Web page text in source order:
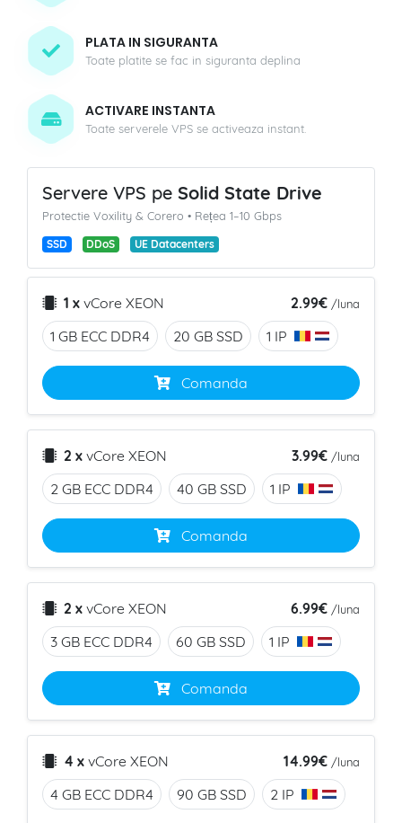
PLATA IN SIGURANTA
Toate platite se fac in siguranta deplina
ACTIVARE INSTANTA
Toate serverele VPS se activeaza instant.
Servere VPS pe Solid State Drive
Protectie Voxility & Corero • Rețea 1–10 Gbps
SSD DDoS UE Datacenters
1 x vCore XEON 2.99€ /luna
1 GB ECC DDR4 20 GB SSD 1 IP
Comanda
2 x vCore XEON 3.99€ /luna
2 GB ECC DDR4 40 GB SSD 1 IP
Comanda
2 x vCore XEON 6.99€ /luna
3 GB ECC DDR4 60 GB SSD 1 IP
Comanda
4 x vCore XEON 14.99€ /luna
4 GB ECC DDR4 90 GB SSD 2 IP